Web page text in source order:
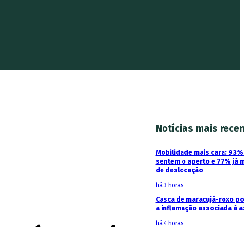
Notícias mais
Mobilidade mais cara:
sentem o aperto e 77% já
de deslocação
há 3 horas
Casca de maracujá-roxo
a inflamação associada à
há 4 horas